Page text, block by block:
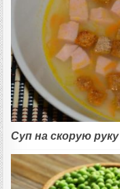
Суп на скорую руку